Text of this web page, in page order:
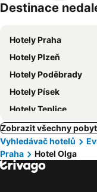
Destinace
Hotely Praha
Hotely Plzeň
Hotely Poděbrady
Hotely Písek
Hotely Teplice
Zobrazit všechny
Vyhledávač hotelů
Praha
Hotel Olga